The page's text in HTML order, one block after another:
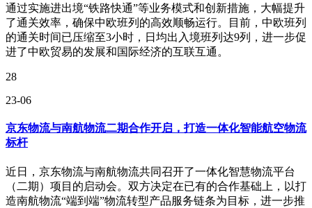
通过实施进出境“铁路快通”等业务模式和创新措施，大幅提升
了通关效率，确保中欧班列的高效顺畅运行。目前，中欧班列
的通关时间已压缩至3小时，日均出入境班列达9列，进一步促
进了中欧贸易的发展和国际经济的互联互通。
28
23-06
京东物流与南航物流二期合作开启，打造一体化智能航空物流
标杆
近日，京东物流与南航物流共同召开了一体化智慧物流平台
（二期）项目的启动会。双方决定在已有的合作基础上，以打
造南航物流“端到端”物流转型产品服务链条为目标，进一步推